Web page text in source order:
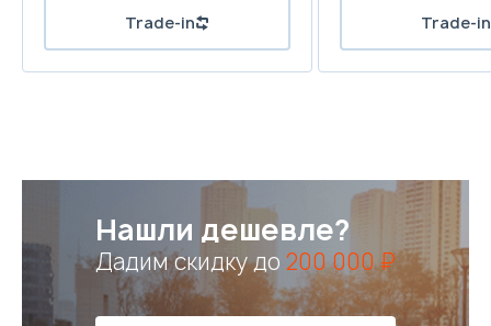
Trade-in Trade-in
Нашли дешевле?
Дадим скидку до 200 000 ₽